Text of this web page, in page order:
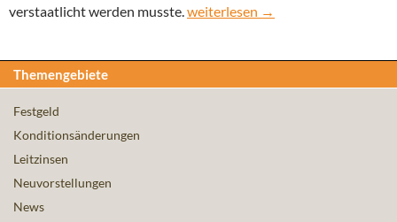
verstaatlicht werden musste.Die Kaupthing Edge und die
weiterlesen →
Themengebiete
Festgeld
Konditionsänderungen
Leitzinsen
Neuvorstellungen
News